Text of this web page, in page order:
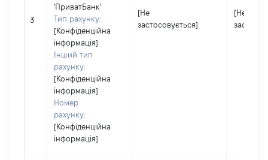
3
'ПриватБанк'
Тип рахунку:
[Конфіденційна
інформація]
Інший тип
рахунку:
[Конфіденційна
інформація]
Номер
рахунку:
[Конфіденційна
інформація]
[Не
застосовується]
[Не